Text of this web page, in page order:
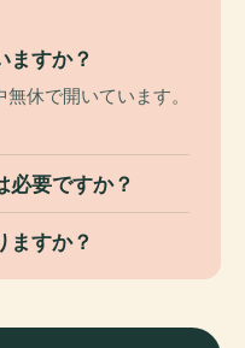
ますか？
休で開いています。
必要ですか？
ますか？